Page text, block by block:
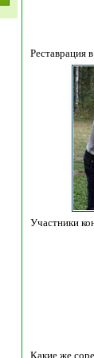
Реставрация
Участники
Какие же